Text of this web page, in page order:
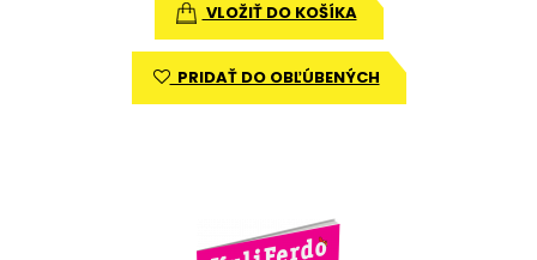
VLOŽIŤ DO KOŠÍKA
PRIDAŤ DO OBĽÚBENÝCH